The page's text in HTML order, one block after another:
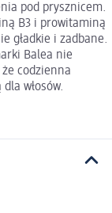
pod prysznicem.
B3 i prowitaminą
gładkie i zadbane.
Balea nie
codzienna
włosów.